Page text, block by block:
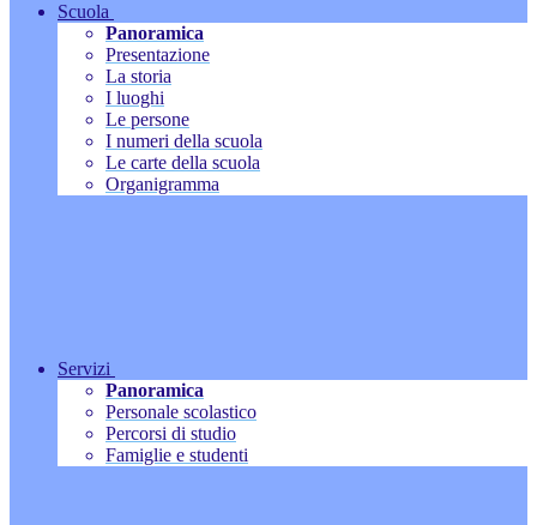
Scuola
Panoramica
Presentazione
La storia
I luoghi
Le persone
I numeri della scuola
Le carte della scuola
Organigramma
Servizi
Panoramica
Personale scolastico
Percorsi di studio
Famiglie e studenti